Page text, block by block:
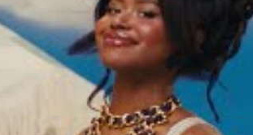
en pole position. La ville n’a jamais
intact. Avec une arèneNBA-ready,
les arguments sont là. Et à
Alors, faut-il encore croire à